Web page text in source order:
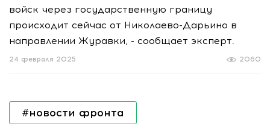
войск через государственную границу
происходит сейчас от Николаево-Дарьино в
направлении Журавки, - сообщает эксперт.
2060
24 февраля 2025
#новости фронта